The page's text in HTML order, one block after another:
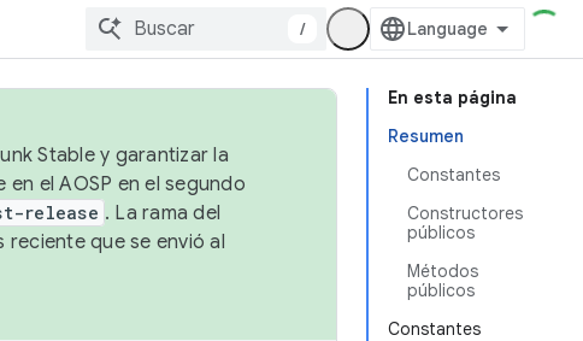
/
En esta página
Resumen
Constantes
Constructores
públicos
Métodos
públicos
Constantes
Stable y garantizar la
el AOSP en el segundo
release . La rama del
reciente que se envió al